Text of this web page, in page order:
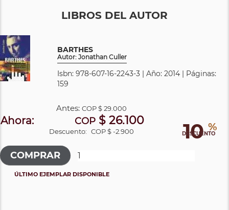
LIBROS DEL AUTOR
BARTHES
Autor: Jonathan Culler
Isbn: 978-607-16-2243-3 | Año: 2014 | Páginas:
159
10 %
DESCUENTO
Antes:COP$ 29.000
Ahora: COP $ 26.100
Descuento: COP $ -2.900
ÚLTIMO EJEMPLAR DISPONIBLE